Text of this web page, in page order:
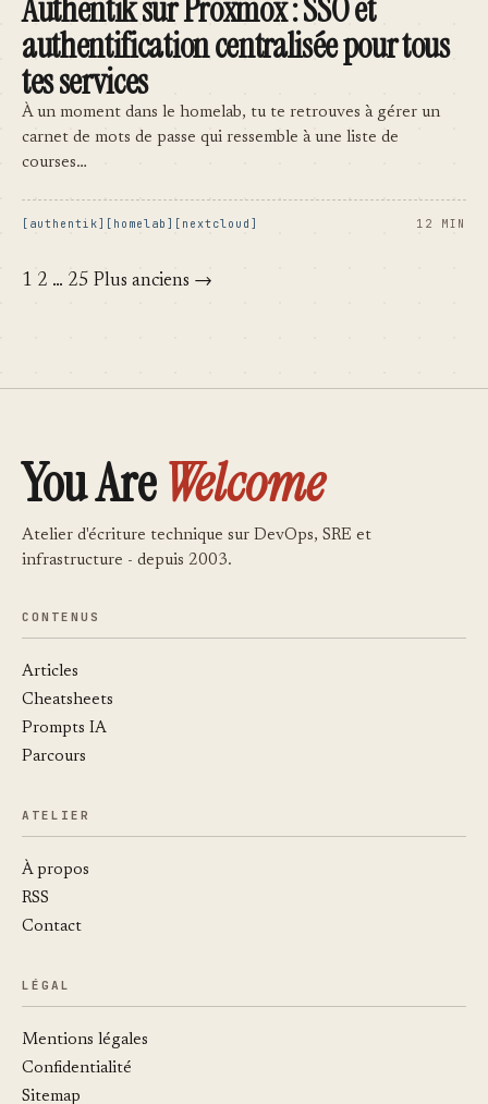
Authentik sur Proxmox : SSO et
authentification centralisée pour tous
tes services
À un moment dans le homelab, tu te retrouves à gérer un
carnet de mots de passe qui ressemble à une liste de
courses…
authentik homelab nextcloud 12 MIN
1 2 … 25 Plus anciens →
You AreWelcome
Atelier d'écriture technique sur DevOps, SRE et
infrastructure - depuis 2003.
CONTENUS
Articles
Cheatsheets
Prompts IA
Parcours
ATELIER
À propos
RSS
Contact
LÉGAL
Mentions légales
Confidentialité
Sitemap